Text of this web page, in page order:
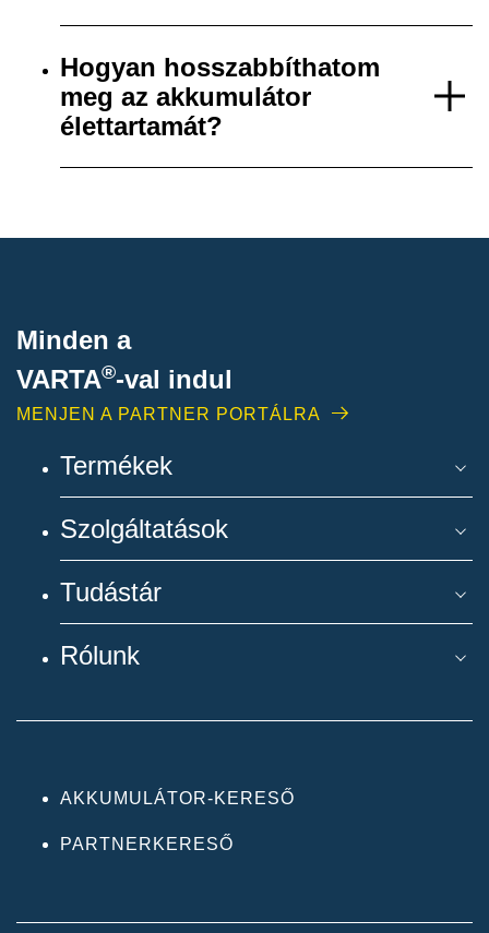
Hogyan hosszabbíthatom
meg az akkumulátor
élettartamát?
Minden a
VARTA®-val indul
MENJEN A PARTNER PORTÁLRA
Termékek
Szolgáltatások
Tudástár
Rólunk
AKKUMULÁTOR-KERESŐ
PARTNERKERESŐ